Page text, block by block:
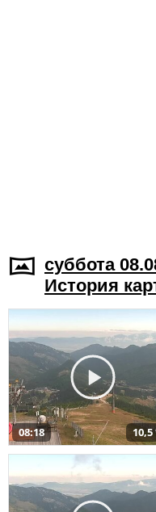
суббота
История
08:18 10,5